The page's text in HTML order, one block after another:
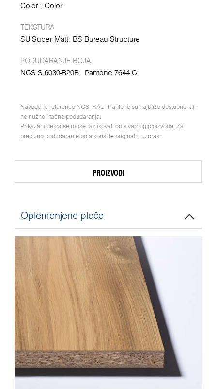
Color Color
TEKSTURA
SU Super Matt BS Bureau Structure
PODUDARANJE BOJA
NCS S 6030-R20B; Pantone 7644 C
Navedene reference NCS, RAL i Pantone su najbliže dostupne, ali
ne nužno i tačne podudaranja.
Prikazani dekor se može razlikovati od stvarnog proizvoda. Za
precizno podudaranje boja koristite originalni uzorak.
PROIZVODI
Oplemenjene ploče